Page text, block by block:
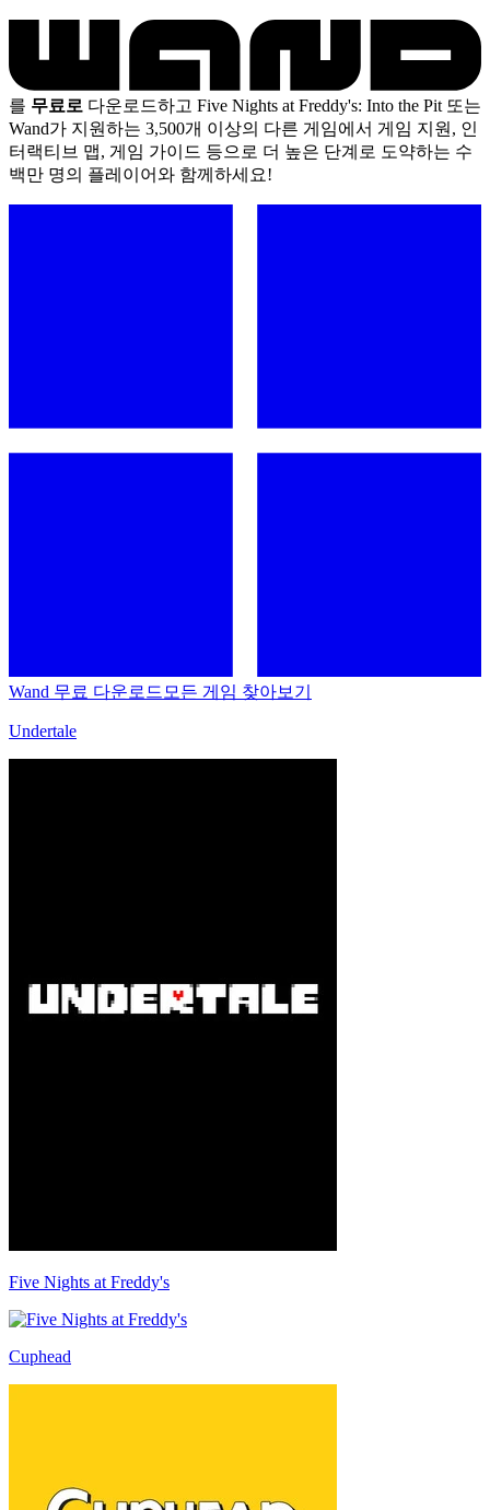
를 무료로 다운로드하고 Five Nights at Freddy's: Into the Pit 또는
Wand가 지원하는 3,500개 이상의 다른 게임에서 게임 지원, 인
터랙티브 맵, 게임 가이드 등으로 더 높은 단계로 도약하는 수
백만 명의 플레이어와 함께하세요!
Wand 무료 다운로드 모든 게임 찾아보기
Undertale
Five Nights at Freddy's
Cuphead